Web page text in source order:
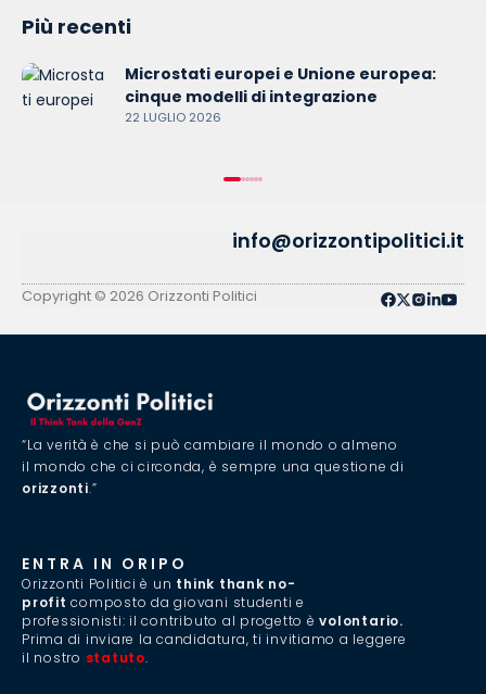
Più recenti
Microstati europei e Unione europea:
cinque modelli di integrazione
22 LUGLIO 2026
info@orizzontipolitici.it
Copyright © 2026 Orizzonti Politici
“La verità è che si può cambiare il mondo o almeno
il mondo che ci circonda, è sempre una questione di
orizzonti.”
ENTRA IN ORIPO
Orizzonti Politici è un think thank no-
profit composto da giovani studenti e
professionisti: il contributo al progetto èvolontario.
Prima di inviare la candidatura, ti invitiamo a leggere
il nostro statuto.